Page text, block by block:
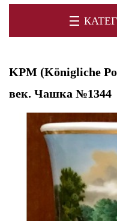
KPM (Königliche
век. Чашка №1344